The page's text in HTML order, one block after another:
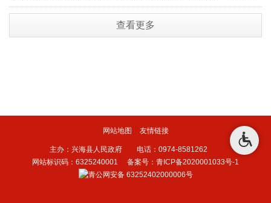
查看更多
网站地图 友情链接
主办：兴海县人民政府 电话：0974-8581262
网站标识码：6325240001 备案号：青ICP备2020001033号-1
青公网安备 63252402000006号